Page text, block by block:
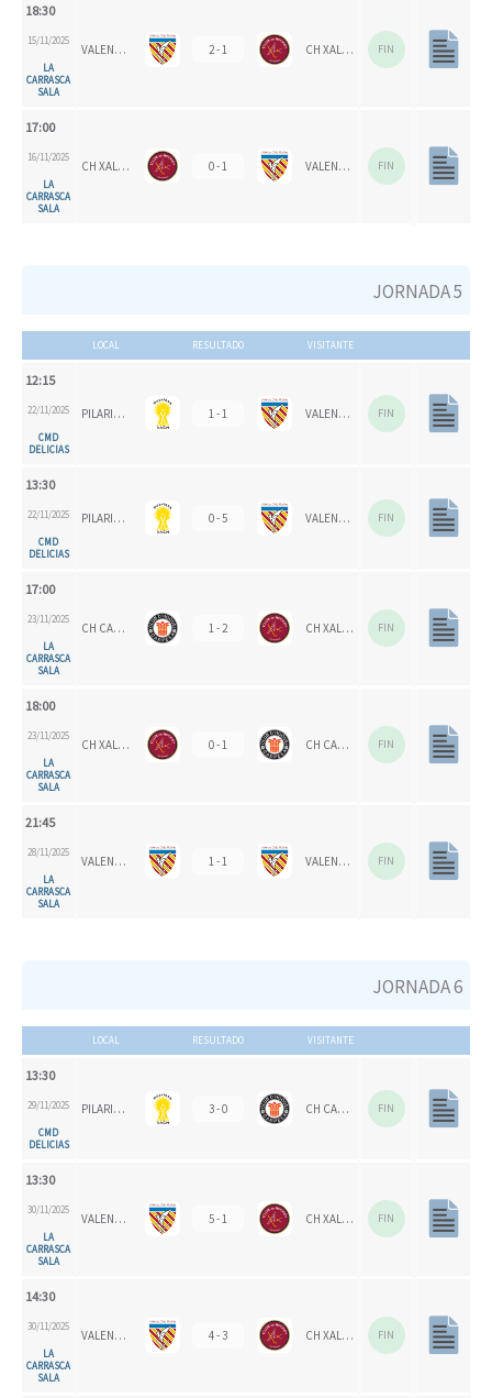
18:30
15/11/2025
LA
CARRASCA
SALA
VALENCIA CH 1924 2 - 1 CH XALOC 1993 FIN
17:00
16/11/2025
LA
CARRASCA
SALA
CH XALOC 0 - 1 VALENCIA CH FIN
JORNADA 5
LOCAL RESULTADO VISITANTE
12:15
22/11/2025
CMD
DELICIAS
PILARICAS 1 - 1 VALENCIA CH FIN
13:30
22/11/2025
CMD
DELICIAS
PILARICAS 0 - 5 VALENCIA CH 1924 FIN
17:00
23/11/2025
LA
CARRASCA
SALA
CH CARPESA 1 - 2 CH XALOC FIN
18:00
23/11/2025
LA
CARRASCA
SALA
CH XALOC 1993 0 - 1 CH CARPESA FIN
21:45
28/11/2025
LA
CARRASCA
SALA
VALENCIA CH 1924 1 - 1 VALENCIA CH FIN
JORNADA 6
LOCAL RESULTADO VISITANTE
13:30
29/11/2025
CMD
DELICIAS
PILARICAS 3 - 0 CH CARPESA FIN
13:30
30/11/2025
LA
CARRASCA
SALA
VALENCIA CH 5 - 1 CH XALOC 1993 FIN
14:30
30/11/2025
LA
CARRASCA
SALA
VALENCIA CH 4 - 3 CH XALOC FIN